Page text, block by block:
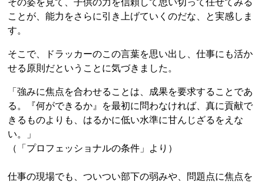
その姿を見て、子供の力を信頼して思い切って任せてみる
ことが、能力をさらに引き上げていくのだな、と実感しま
す。
そこで、ドラッカーのこの言葉を思い出し、仕事にも活か
せる原則だということに気づきました。
「強みに焦点を合わせることは、成果を要求することであ
る。『何ができるか』を最初に問わなければ、真に貢献で
きるものよりも、はるかに低い水準に甘んじざるをえな
い。」
（「プロフェッショナルの条件」より）
仕事の現場でも、ついつい部下の弱みや、問題点に焦点を